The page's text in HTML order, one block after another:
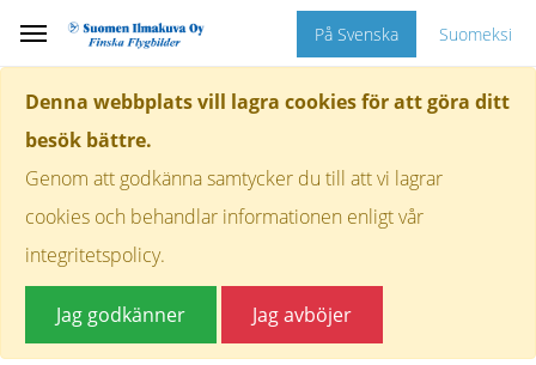
Denna webbplats vill lagra cookies för att göra ditt
besök bättre.
Genom att godkänna samtycker du till att vi lagrar
cookies och behandlar informationen enligt vår
integritetspolicy.
Jag godkänner Jag avböjer
På Svenska Suomeksi